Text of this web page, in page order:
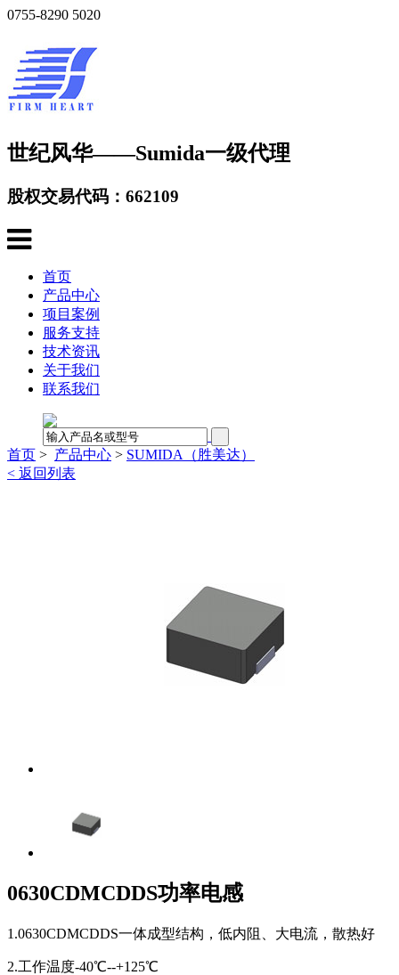
0755-8290 5020
世纪风华——Sumida一级代理
股权交易代码：662109
首页
产品中心
项目案例
服务支持
技术资讯
关于我们
联系我们
首页 > 产品中心 > SUMIDA（胜美达）
< 返回列表
0630CDMCDDS功率电感
1.0630CDMCDDS一体成型结构，低内阻、大电流，散热好
2.工作温度-40℃--+125℃